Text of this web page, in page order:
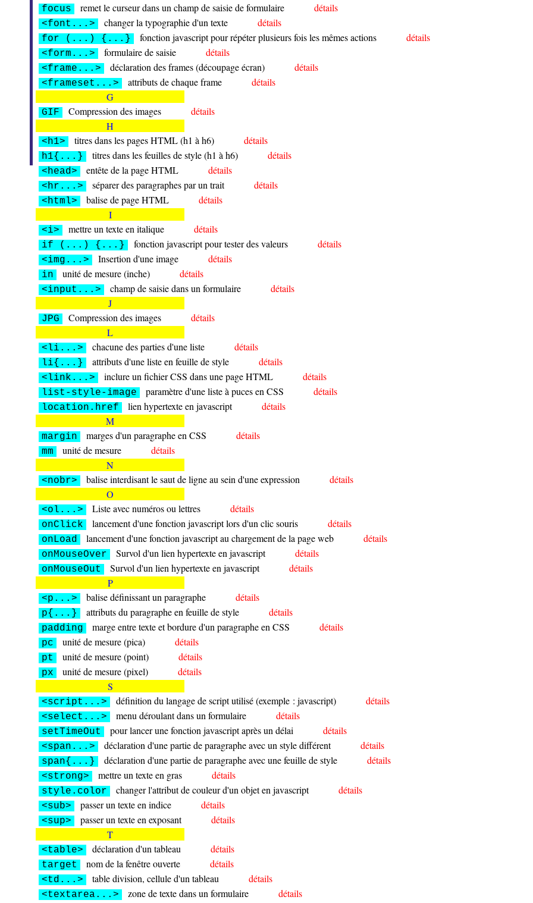
focus remet le curseur dans un champ de saisie de formulaire détails
<font...> changer la typographie d'un texte détails
for (...) {...} fonction javascript pour répéter plusieurs fois les mêmes actions détails
<form...> formulaire de saisie détails
<frame...> déclaration des frames (découpage écran) détails
<frameset...> attributs de chaque frame
détails
G
GIF Compression des images
détails
H
<h1> titres dans les pages HTML (h1 à h6) détails
h1{...} titres dans les feuilles de style (h1 à h6) détails
<head> entête de la page HTML détails
<hr...> séparer des paragraphes par un trait détails
<html> balise de page HTML
détails
I
<i> mettre un texte en italique détails
if (...) {...} fonction javascript pour tester des valeurs détails
<img...> Insertion d'une image détails
in unité de mesure (inche) détails
<input...> champ de saisie dans un formulaire
détails
J
JPG Compression des images
détails
L
<li...> chacune des parties d'une liste détails
li{...} attributs d'une liste en feuille de style détails
<link...> inclure un fichier CSS dans une page HTML détails
list-style-image paramètre d'une liste à puces en CSS détails
location.href lien hypertexte en javascript
détails
M
margin marges d'un paragraphe en CSS détails
mm unité de mesure
détails
N
<nobr> balise interdisant le saut de ligne au sein d'une expression
détails
O
<ol...> Liste avec numéros ou lettres détails
onClick lancement d'une fonction javascript lors d'un clic souris détails
onLoad lancement d'une fonction javascript au chargement de la page web détails
onMouseOver Survol d'un lien hypertexte en javascript détails
onMouseOut Survol d'un lien hypertexte en javascript
détails
P
<p...> balise définissant un paragraphe détails
p{...} attributs du paragraphe en feuille de style détails
padding marge entre texte et bordure d'un paragraphe en CSS détails
pc unité de mesure (pica) détails
pt unité de mesure (point) détails
px unité de mesure (pixel)
détails
S
<script...> définition du langage de script utilisé (exemple : javascript) détails
<select...> menu déroulant dans un formulaire détails
setTimeOut pour lancer une fonction javascript après un délai détails
<span...> déclaration d'une partie de paragraphe avec un style différent détails
span{...} déclaration d'une partie de paragraphe avec une feuille de style détails
<strong> mettre un texte en gras détails
style.color changer l'attribut de couleur d'un objet en javascript détails
<sub> passer un texte en indice détails
<sup> passer un texte en exposant
détails
T
<table> déclaration d'un tableau détails
target nom de la fenêtre ouverte détails
<td...> table division, cellule d'un tableau détails
<textarea...> zone de texte dans un formulaire
détails